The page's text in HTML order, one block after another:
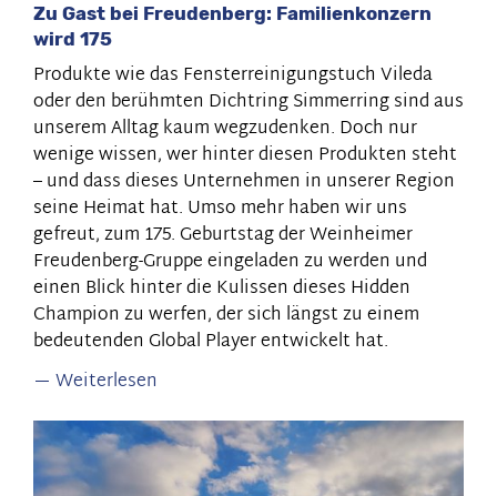
Zu Gast bei Freudenberg: Familienkonzern
wird 175
Produkte wie das Fensterreinigungstuch Vileda
oder den berühmten Dichtring Simmerring sind aus
unserem Alltag kaum wegzudenken. Doch nur
wenige wissen, wer hinter diesen Produkten steht
– und dass dieses Unternehmen in unserer Region
seine Heimat hat. Umso mehr haben wir uns
gefreut, zum 175. Geburtstag der Weinheimer
Freudenberg-Gruppe eingeladen zu werden und
einen Blick hinter die Kulissen dieses Hidden
Champion zu werfen, der sich längst zu einem
bedeutenden Global Player entwickelt hat.
Weiterlesen
Zu
Gast
bei